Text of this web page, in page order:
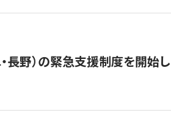
長野）の緊急支援制度を開始